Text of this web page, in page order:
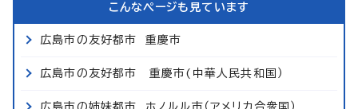
こんなページも見ています
広島市の友好都市 重慶市
広島市の友好都市 重慶市(中華人民共和国）
広島市の姉妹都市 ホノルル市（アメリカ合衆国）